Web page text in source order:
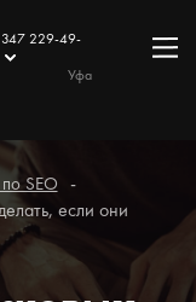
347 229-49-
Уфа
SEO
если они